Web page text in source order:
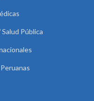
Pública